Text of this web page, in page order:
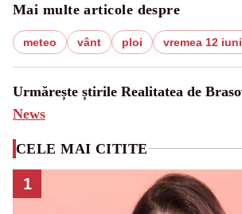
Mai multe articole despre
meteo vânt ploi vremea 12
Urmărește știrile Realitatea de
News
CELE MAI CITITE
1